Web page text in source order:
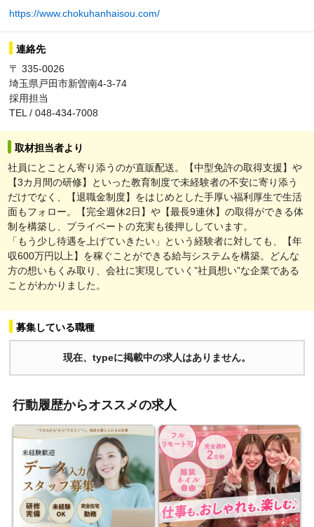
https://www.chokuhanhaisou.com/
連絡先
〒 335-0026
埼玉県戸田市新曽南4-3-74
採用担当
TEL / 048-434-7008
取材担当者より
社員にとことん寄り添うのが直販配送。【中型免許の取得支援】や
【3カ月間の研修】といった教育制度で未経験者の不安に寄り添う
だけでなく、【退職金制度】をはじめとした手厚い福利厚生で生活
面もフォロー。【完全週休2日】や【最長9連休】の取得ができる体
制を構築し、プライベートの充実も後押ししています。
「もう少し待遇を上げていきたい」という経験者に対しても、【年
収600万円以上】を稼ぐことができる給与システムを構築。どんな
方の想いもくみ取り、会社に実現していく”社員想い”な企業である
ことがわかりました。
募集している職種
現在、typeに掲載中の求人はありません。
行動履歴からオススメの求人